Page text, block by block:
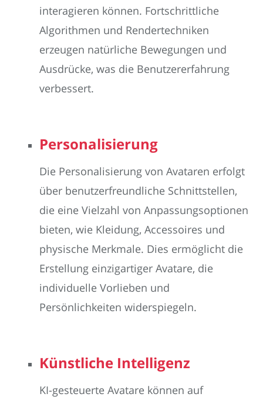
interagieren können. Fortschrittliche
Algorithmen und Rendertechniken
erzeugen natürliche Bewegungen und
Ausdrücke, was die Benutzererfahrung
verbessert.
Personalisierung
Die Personalisierung von Avataren erfolgt
über benutzerfreundliche Schnittstellen,
die eine Vielzahl von Anpassungsoptionen
bieten, wie Kleidung, Accessoires und
physische Merkmale. Dies ermöglicht die
Erstellung einzigartiger Avatare, die
individuelle Vorlieben und
Persönlichkeiten widerspiegeln.
Künstliche Intelligenz
KI-gesteuerte Avatare können auf